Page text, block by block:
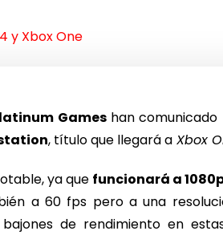
y Xbox One
Gameshan comunicado
, título que llegará a Xbox
ya que funcionará a
a 60 fps pero a una
de rendimiento en